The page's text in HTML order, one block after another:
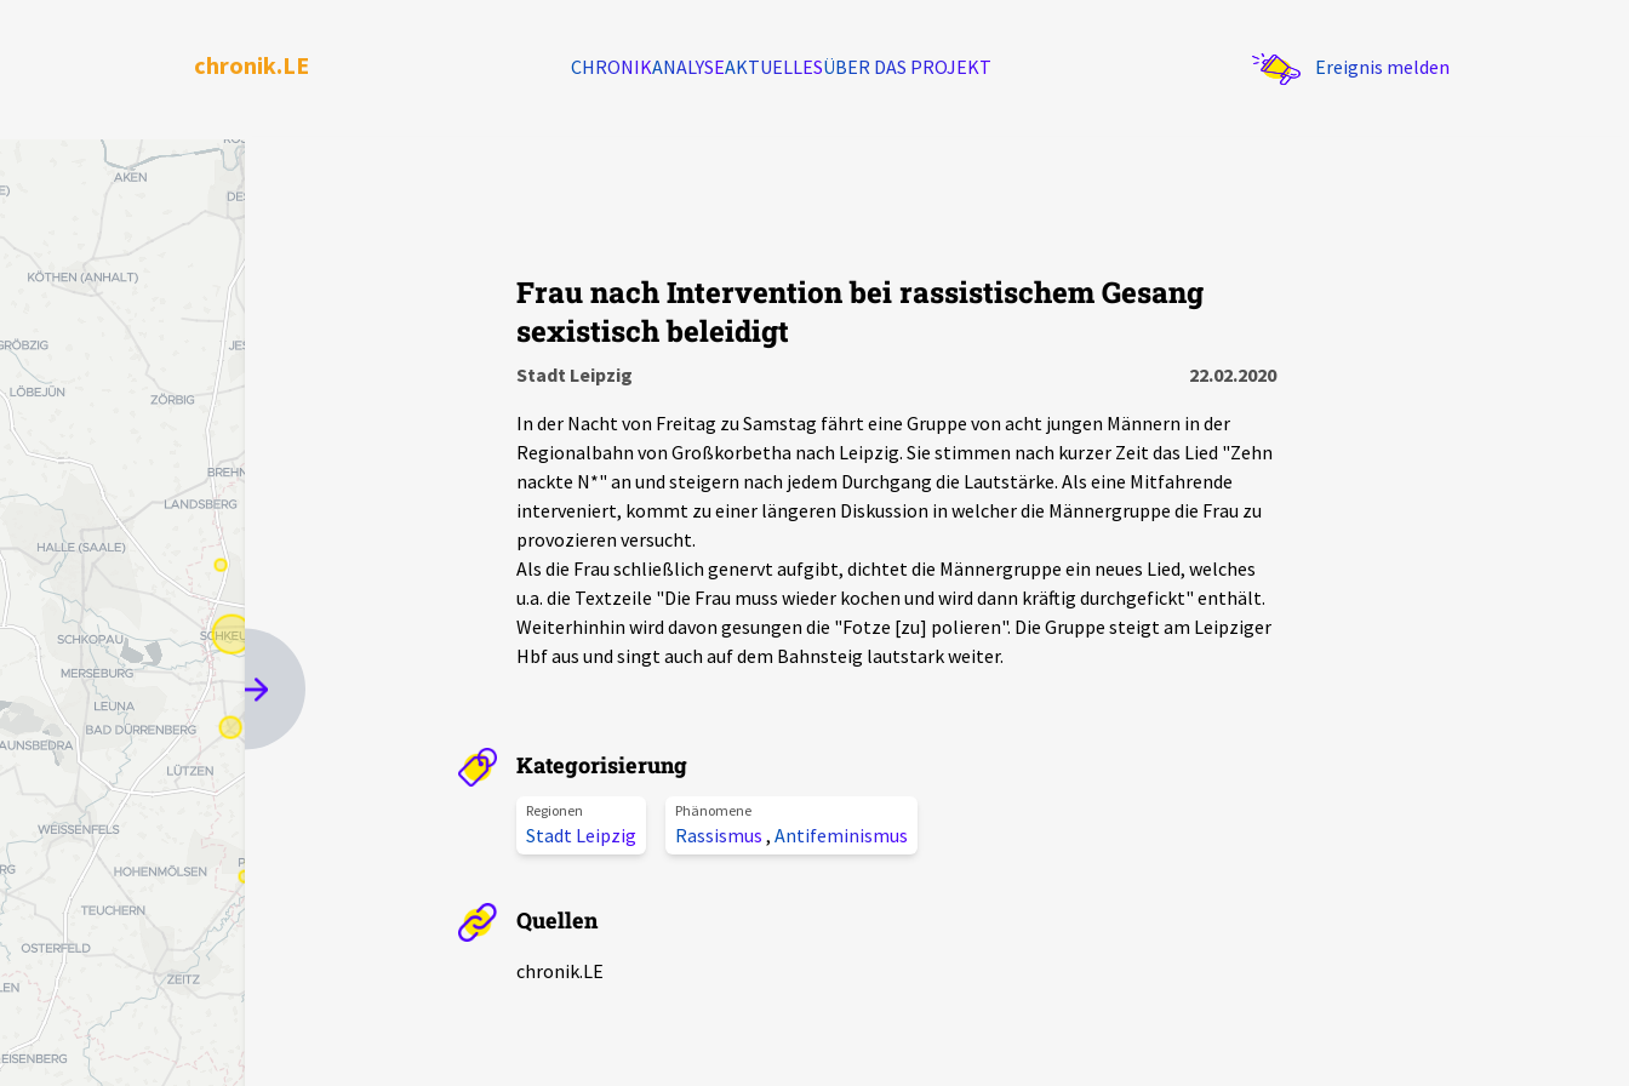
chronik.LE CHRONIKANALYSEAKTUELLESÜBER DAS PROJEKT Ereignis melden
Frau nach Intervention bei rassistischem Gesang
sexistisch beleidigt
Stadt Leipzig
22.02.2020
In der Nacht von Freitag zu Samstag fährt eine Gruppe von acht jungen Männern in der
Regionalbahn von Großkorbetha nach Leipzig. Sie stimmen nach kurzer Zeit das Lied "Zehn
nackte N*" an und steigern nach jedem Durchgang die Lautstärke. Als eine Mitfahrende
interveniert, kommt zu einer längeren Diskussion in welcher die Männergruppe die Frau zu
provozieren versucht.
Als die Frau schließlich genervt aufgibt, dichtet die Männergruppe ein neues Lied, welches
u.a. die Textzeile "Die Frau muss wieder kochen und wird dann kräftig durchgefickt" enthält.
Weiterhinhin wird davon gesungen die "Fotze [zu] polieren". Die Gruppe steigt am Leipziger
Hbf aus und singt auch auf dem Bahnsteig lautstark weiter.
Kategorisierung
Regionen
Stadt Leipzig
Phänomene
Rassismus , Antifeminismus
Quellen
chronik.LE
Ereignisse Statistik